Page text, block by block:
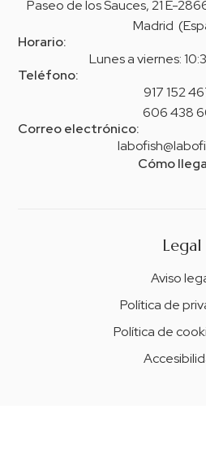
Paseo de los Sauces, 21 E-
Madrid
Horario:
Lunes a viernes:
Teléfono:
917 152
606 438
Correo electrónico:
Cómo
Legal
Aviso
Política de
Política de